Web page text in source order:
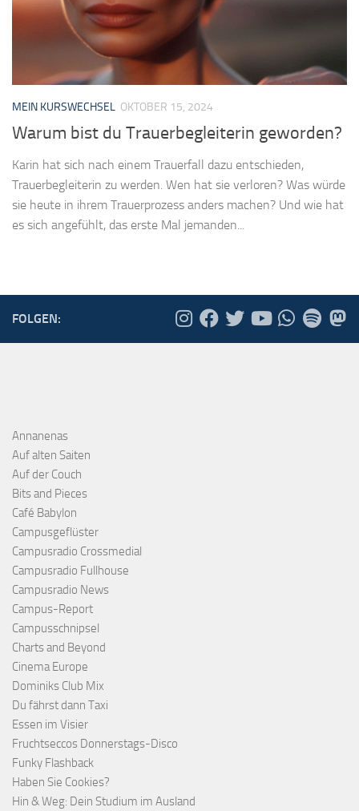
MEIN KURSWECHSEL OKTOBER 15, 2024
Warum bist du Trauerbegleiterin geworden?
Karin hat sich nach einem Trauerfall dazu entschieden,
Trauerbegleiterin zu werden. Wen hat sie verloren? Was würde
sie heute in ihrem Trauerprozess anders machen? Und wie hat
es sich angefühlt, das erste Mal jemanden...
FOLGEN:
Annanenas
Auf alten Saiten
Auf der Couch
Bits and Pieces
Café Babylon
Campusgeflüster
Campusradio Crossmedial
Campusradio Fullhouse
Campusradio News
Campus-Report
Campusschnipsel
Charts and Beyond
Cinema Europe
Dominiks Club Mix
Du fährst dann Taxi
Essen im Visier
Fruchtseccos Donnerstags-Disco
Funky Flashback
Haben Sie Cookies?
Hin & Weg: Dein Studium im Ausland